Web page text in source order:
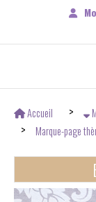
Accueil
Marque-page